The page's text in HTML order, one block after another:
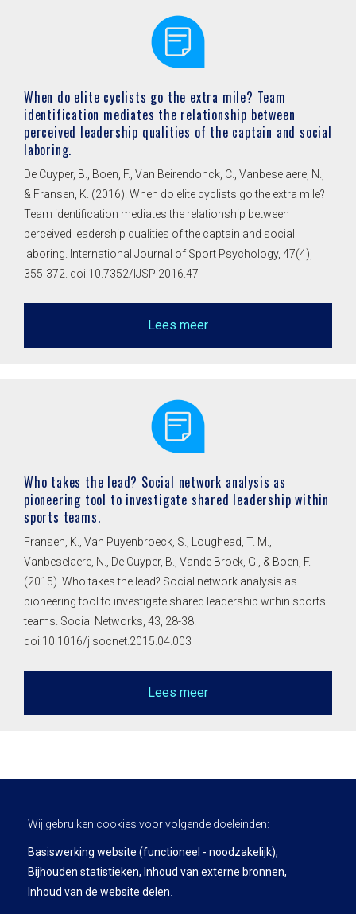
When do elite cyclists go the extra mile? Team
identification mediates the relationship between
perceived leadership qualities of the captain and social
laboring.
De Cuyper, B., Boen, F., Van Beirendonck, C., Vanbeselaere, N.,
& Fransen, K. (2016). When do elite cyclists go the extra mile?
Team identification mediates the relationship between
perceived leadership qualities of the captain and social
laboring. International Journal of Sport Psychology, 47(4),
355-372. doi:10.7352/IJSP 2016.47
Lees meer
Who takes the lead? Social network analysis as
pioneering tool to investigate shared leadership within
sports teams.
Fransen, K., Van Puyenbroeck, S., Loughead, T. M.,
Vanbeselaere, N., De Cuyper, B., Vande Broek, G., & Boen, F.
(2015). Who takes the lead? Social network analysis as
pioneering tool to investigate shared leadership within sports
teams. Social Networks, 43, 28-38.
doi:10.1016/j.socnet.2015.04.003
Lees meer
Privacy Policy
Wij gebruiken cookies voor volgende doeleinden:
Basiswerking website (functioneel - noodzakelijk),
Bijhouden statistieken, Inhoud van externe bronnen,
Inhoud van de website delen